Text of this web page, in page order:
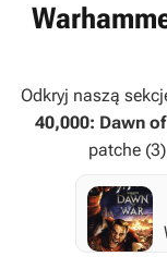
Odkryj naszą
40,000: Dawn
patche